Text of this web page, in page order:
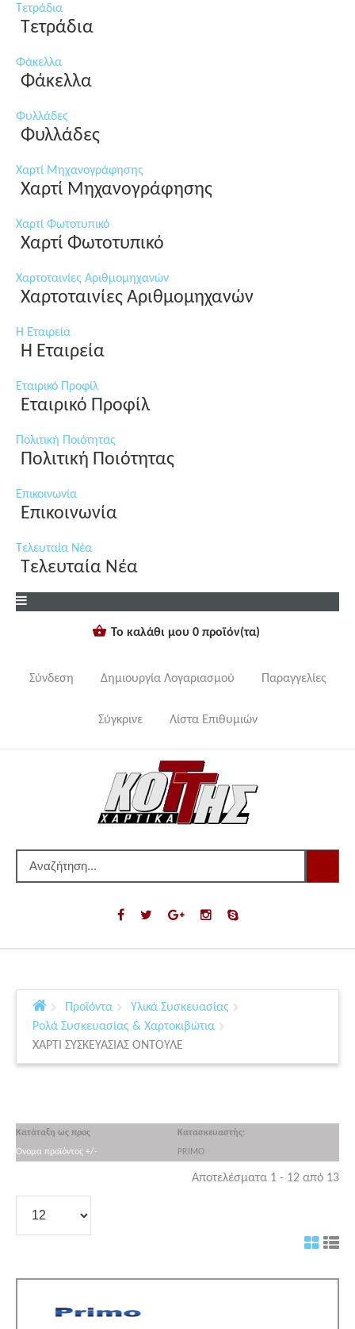
Τετράδια
Τετράδια
Φάκελλα
Φάκελλα
Φυλλάδες
Φυλλάδες
Χαρτί Μηχανογράφησης
Χαρτί Μηχανογράφησης
Χαρτί Φωτοτυπικό
Χαρτί Φωτοτυπικό
Χαρτοταινίες Αριθμομηχανών
Χαρτοταινίες Αριθμομηχανών
Η Εταιρεία
Η Εταιρεία
Εταιρικό Προφίλ
Εταιρικό Προφίλ
Πολιτική Ποιότητας
Πολιτική Ποιότητας
Επικοινωνία
Επικοινωνία
Τελευταία Νέα
Τελευταία Νέα
Το καλάθι μου 0 προϊόν(τα)
Σύνδεση Δημιουργία Λογαριασμού Παραγγελίες
Σύγκρινε Λίστα Επιθυμιών
Προϊόντα
Υλικά Συσκευασίας
Ρολά Συσκευασίας & Χαρτοκιβώτια
ΧΑΡΤΙ ΣΥΣΚΕΥΑΣΙΑΣ ΟΝΤΟΥΛΕ
Κατάταξη ως προς
Όνομα προϊόντος +/-
Κατασκευαστής:
PRIMO
Αποτελέσματα 1 - 12 από 13